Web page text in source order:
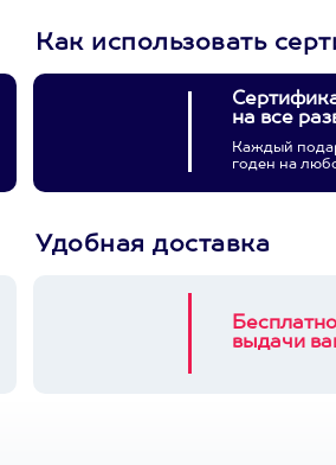
Как использовать
на все
Каждый
годен на
Удобная доставка
выдачи